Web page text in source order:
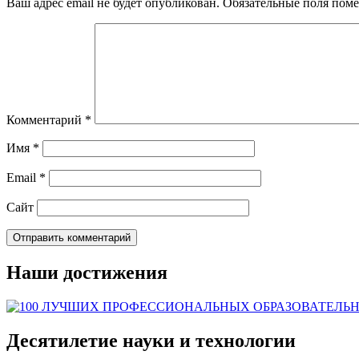
Ваш адрес email не будет опубликован. Обязательные поля
Комментарий *
Имя *
Email *
Сайт
Наши достижения
Десятилетие науки и технологии